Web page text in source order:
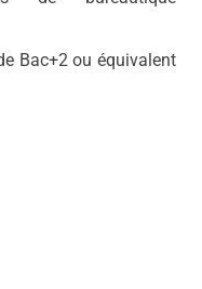
Bac+2 ou équivalent